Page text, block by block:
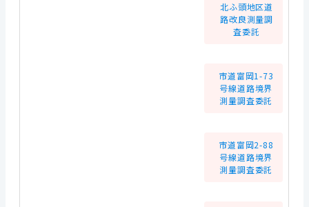
北ふ頭地区道
路改良測量調
査委託
市道富岡1-73
号線道路境界
測量調査委託
市道富岡2-88
号線道路境界
測量調査委託